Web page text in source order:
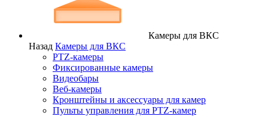
Камеры для ВКС
Назад Камеры для ВКС
PTZ-камеры
Фиксированные камеры
Видеобары
Веб-камеры
Кронштейны и аксессуары для камер
Пульты управления для PTZ-камер